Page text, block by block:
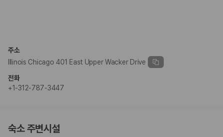
수준을 선택할 수 있습니다.
3. 제주공항 접근성과 셔틀 조건을 함께 확인하세요
제주 렌트카는 차량 인수 위치와 셔틀 편의성에 따라 실제 이용 만족도가
제주도 렌트카 차종별 가격비교
주소
Illinois Chicago 401 East Upper Wacker Drive
전화
+1-312-787-3447
숙소 주변시설